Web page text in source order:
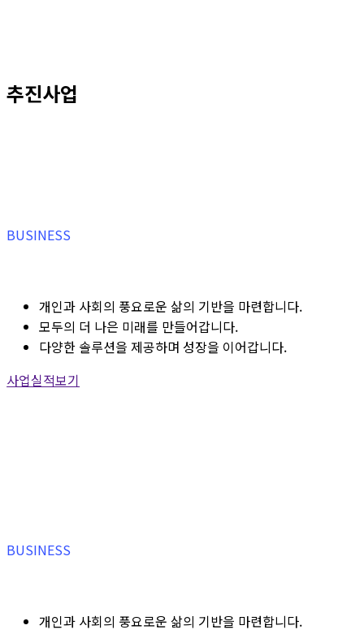
추진사업
BUSINESS
개인과 사회의 풍요로운 삶의 기반을 마련합니다.
모두의 더 나은 미래를 만들어갑니다.
다양한 솔루션을 제공하며 성장을 이어갑니다.
사업실적보기
BUSINESS
개인과 사회의 풍요로운 삶의 기반을 마련합니다.